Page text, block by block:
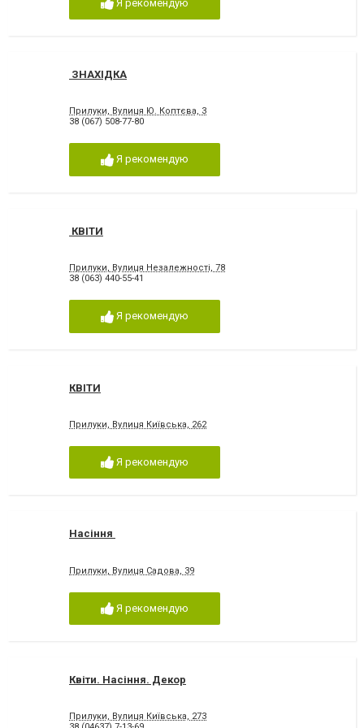
Я рекомендую
ЗНАХІДКА
Прилуки, Вулиця Ю. Коптєва, 3
38 (067) 508-77-80
Я рекомендую
КВІТИ
Прилуки, Вулиця Незалежності, 78
38 (063) 440-55-41
Я рекомендую
КВІТИ
Прилуки, Вулиця Київська, 262
Я рекомендую
Насіння
Прилуки, Вулиця Садова, 39
Я рекомендую
Квіти. Насіння. Декор
Прилуки, Вулиця Київська, 273